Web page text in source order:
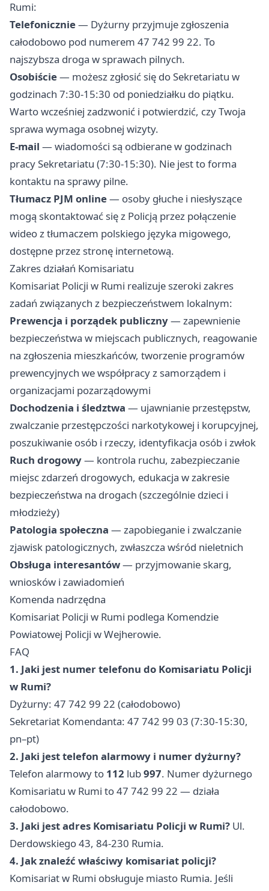
Rumi:
Telefonicznie— Dyżurny przyjmuje zgłoszenia
całodobowo pod numerem 47 742 99 22. To
najszybsza droga w sprawach pilnych.
Osobiście— możesz zgłosić się do Sekretariatu w
godzinach 7:30-15:30 od poniedziałku do piątku.
Warto wcześniej zadzwonić i potwierdzić, czy Twoja
sprawa wymaga osobnej wizyty.
E-mail — wiadomości są odbierane w godzinach
pracy Sekretariatu (7:30-15:30). Nie jest to forma
kontaktu na sprawy pilne.
Tłumacz PJM online— osoby głuche i niesłyszące
mogą skontaktować się z Policją przez połączenie
wideo z tłumaczem polskiego języka migowego,
dostępne przez stronę internetową.
Zakres działań Komisariatu
Komisariat Policji w Rumi realizuje szeroki zakres
zadań związanych z bezpieczeństwem lokalnym:
Prewencja i porządek publiczny— zapewnienie
bezpieczeństwa w miejscach publicznych, reagowanie
na zgłoszenia mieszkańców, tworzenie programów
prewencyjnych we współpracy z samorządem i
organizacjami pozarządowymi
Dochodzenia i śledztwa — ujawnianie przestępstw,
zwalczanie przestępczości narkotykowej i korupcyjnej,
poszukiwanie osób i rzeczy, identyfikacja osób i zwłok
Ruch drogowy— kontrola ruchu, zabezpieczanie
miejsc zdarzeń drogowych, edukacja w zakresie
bezpieczeństwa na drogach (szczególnie dzieci i
młodzieży)
Patologia społeczna — zapobieganie i zwalczanie
zjawisk patologicznych, zwłaszcza wśród nieletnich
Obsługa interesantów— przyjmowanie skarg,
wniosków i zawiadomień
Komenda nadrzędna
Komisariat Policji w Rumi podlega Komendzie
Powiatowej Policji w Wejherowie.
FAQ
1. Jaki jest numer telefonu do Komisariatu Policji
w Rumi?
Dyżurny: 47 742 99 22 (całodobowo)
Sekretariat Komendanta: 47 742 99 03 (7:30-15:30,
pn–pt)
2. Jaki jest telefon alarmowy i numer dyżurny?
Telefon alarmowy to 112 lub997. Numer dyżurnego
Komisariatu w Rumi to 47 742 99 22 — działa
całodobowo.
3. Jaki jest adres Komisariatu Policji w Rumi? Ul.
Derdowskiego 43, 84-230 Rumia.
4. Jak znaleźć właściwy komisariat policji?
Komisariat w Rumi obsługuje miasto Rumia. Jeśli